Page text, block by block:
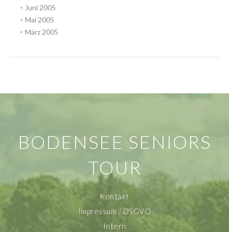
Juni 2005
Mai 2005
März 2005
BODENSEE SENIORS
TOUR
Kontakt
Impressum / DSGVO
Intern